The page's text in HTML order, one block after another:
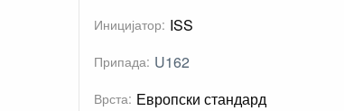
Иницијатор: ISS
Припада: U162
Врста: Европски стандард